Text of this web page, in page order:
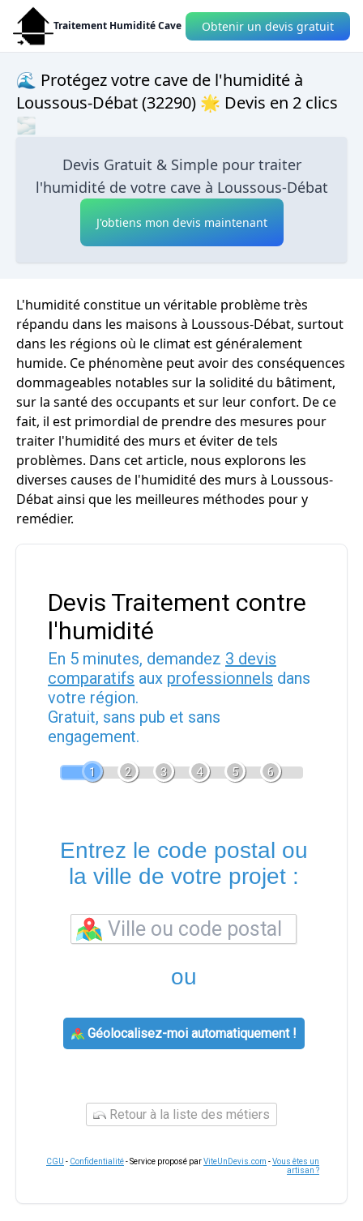
Traitement Humidité Cave Obtenir un devis gratuit
🌊 Protégez votre cave de l'humidité à
Loussous-Débat (32290) 🌟 Devis en 2 clics
🌫
Devis Gratuit & Simple pour traiter
l'humidité de votre cave à Loussous-Débat
J'obtiens mon devis maintenant
L'humidité constitue un véritable problème très
répandu dans les maisons à Loussous-Débat, surtout
dans les régions où le climat est généralement
humide. Ce phénomène peut avoir des conséquences
dommageables notables sur la solidité du bâtiment,
sur la santé des occupants et sur leur confort. De ce
fait, il est primordial de prendre des mesures pour
traiter l'humidité des murs et éviter de tels
problèmes. Dans cet article, nous explorons les
diverses causes de l'humidité des murs à Loussous-
Débat ainsi que les meilleures méthodes pour y
remédier.
Devis Traitement contre
l'humidité
En 5 minutes, demandez 3 devis
comparatifs aux professionnels dans
votre région.
Gratuit, sans pub et sans
engagement.
1 2 3 4 5 6
Entrez le code postal ou
la ville de votre projet :
ou
Géolocalisez-moi automatiquement !
Retour à la liste des métiers
CGU - Confidentialité- Service proposé parViteUnDevis.com -Vous êtes un
artisan ?